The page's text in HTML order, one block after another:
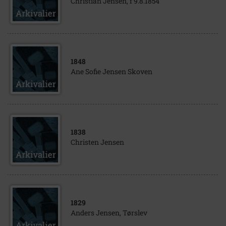
1848
Ane Sofie Jensen Skoven
1838
Christen Jensen
1829
Anders Jensen, Tørslev